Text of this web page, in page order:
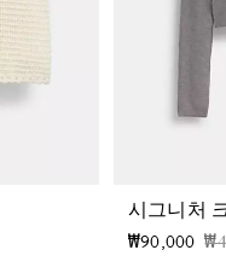
시그니처
₩90,000